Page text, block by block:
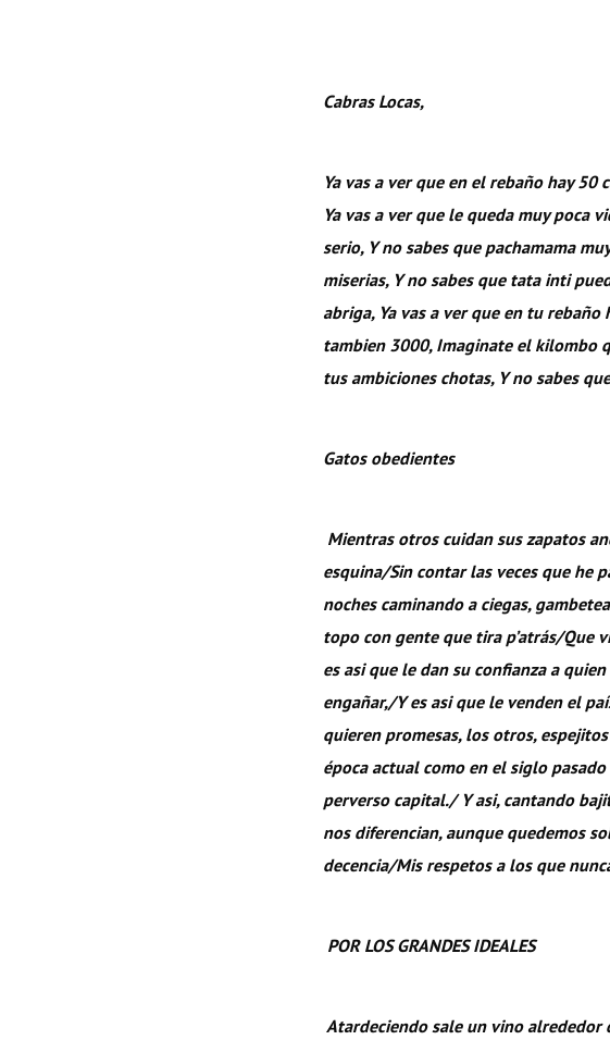
Cabras Locas,
Ya vas a ver que en el rebaño hay 50
Ya vas a ver que le queda muy poca
serio, Y no sabes que pachamama
miserias, Y no sabes que tata inti
abriga, Ya vas a ver que en tu rebaño
tambien 3000, Imaginate el kilombo
tus ambiciones chotas, Y no sabes
Gatos obedientes
Mientras otros cuidan sus zapatos
esquina/Sin contar las veces que he
noches caminando a ciegas,
topo con gente que tira p’atrás/Que
es asi que le dan su confianza a
engañar,/Y es asi que le venden el
quieren promesas, los otros,
época actual como en el siglo
perverso capital./ Y asi, cantando
nos diferencian, aunque quedemos
decencia/Mis respetos a los que
POR LOS GRANDES IDEALES
Atardeciendo sale un vino alrededor